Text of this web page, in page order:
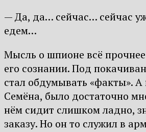
— Да, да… сейчас… сейчас
едем…
Мысль о шпионе всё
его сознании. Под
стал обдумывать «факты».
Семёна, было достаточно
нём сидит слишком ладно,
заказу. Но он то служил в